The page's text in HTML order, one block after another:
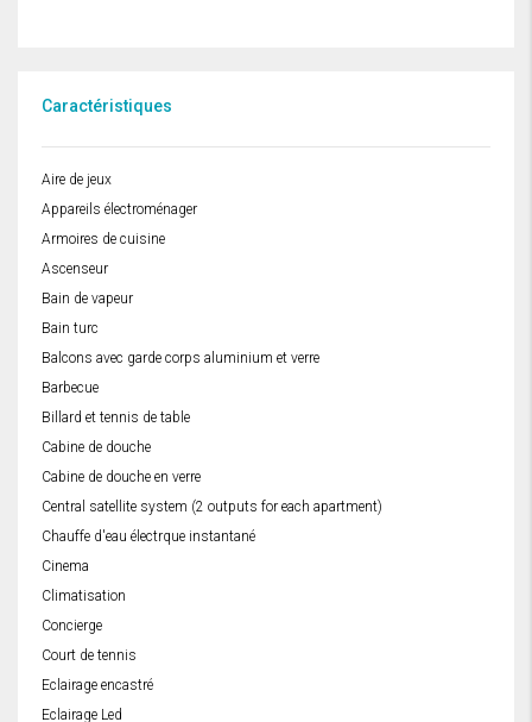
Caractéristiques
Aire de jeux
Appareils électroménager
Armoires de cuisine
Ascenseur
Bain de vapeur
Bain turc
Balcons avec garde corps aluminium et verre
Barbecue
Billard et tennis de table
Cabine de douche
Cabine de douche en verre
Central satellite system (2 outputs for each apartment)
Chauffe d'eau électrque instantané
Cinema
Climatisation
Concierge
Court de tennis
Eclairage encastré
Eclairage Led